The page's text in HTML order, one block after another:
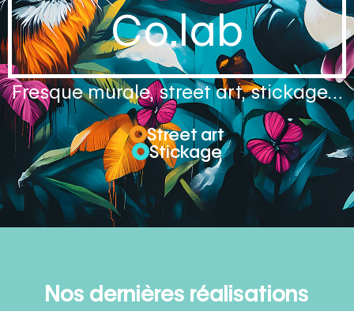
Co.lab
Fresque murale, street art, stickage…
Street art
Stickage
Nos dernières réalisations